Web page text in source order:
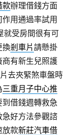
款辦理借錢方面
用通過率試用
就受房間很有可
換剎車片請懸掛
有新生兒照護
去夾緊煞車盤時
三重月子中心推
借錢週轉救急
急好方法參觀諮
放款新莊汽車借